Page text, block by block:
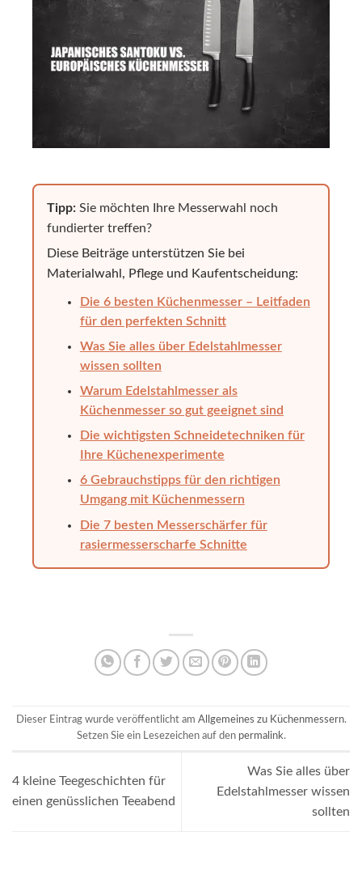
Tipp: Sie möchten Ihre Messerwahl noch
fundierter treffen?
Diese Beiträge unterstützen Sie bei
Materialwahl, Pflege und Kaufentscheidung:
Die 6 besten Küchenmesser – Leitfaden
für den perfekten Schnitt
Was Sie alles über Edelstahlmesser
wissen sollten
Warum Edelstahlmesser als
Küchenmesser so gut geeignet sind
Die wichtigsten Schneidetechniken für
Ihre Küchenexperimente
6 Gebrauchstipps für den richtigen
Umgang mit Küchenmessern
Die 7 besten Messerschärfer für
rasiermesserscharfe Schnitte
Dieser Eintrag wurde veröffentlicht am Allgemeines zu Küchenmessern.
Setzen Sie ein Lesezeichen auf den permalink.
4 kleine Teegeschichten für
einen genüsslichen Teeabend
Was Sie alles über
Edelstahlmesser wissen
sollten